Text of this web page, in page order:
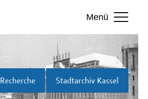
Menü
Recherche Stadtarchiv Kassel